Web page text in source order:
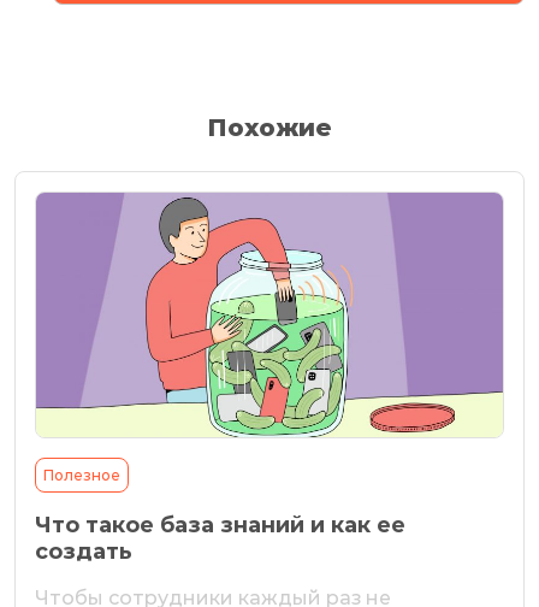
Похожие
Полезное
Что такое база знаний и как ее
создать
Чтобы сотрудники каждый раз не